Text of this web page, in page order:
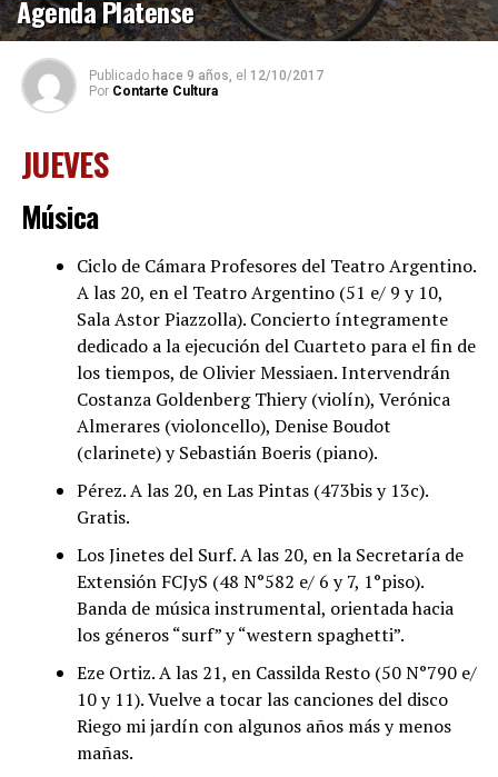
Agenda Platense
Publicado hace 9 años, el 12/10/2017
Por Contarte Cultura
JUEVES
Música
Ciclo de Cámara Profesores del Teatro Argentino.
A las 20, en el Teatro Argentino (51 e/ 9 y 10,
Sala Astor Piazzolla). Concierto íntegramente
dedicado a la ejecución del Cuarteto para el fin de
los tiempos, de Olivier Messiaen. Intervendrán
Costanza Goldenberg Thiery (violín), Verónica
Almerares (violoncello), Denise Boudot
(clarinete) y Sebastián Boeris (piano).
Pérez. A las 20, en Las Pintas (473bis y 13c).
Gratis.
Los Jinetes del Surf. A las 20, en la Secretaría de
Extensión FCJyS (48 N°582 e/ 6 y 7, 1°piso).
Banda de música instrumental, orientada hacia
los géneros “surf” y “western spaghetti”.
Eze Ortiz. A las 21, en Cassilda Resto (50 N°790 e/
10 y 11). Vuelve a tocar las canciones del disco
Riego mi jardín con algunos años más y menos
mañas.